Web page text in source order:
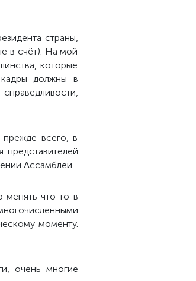
страны,
в счёт). На мой
которые
должны в
прежде всего, в
Ассамблеи.
менять что-то в
моменту.
очень многие